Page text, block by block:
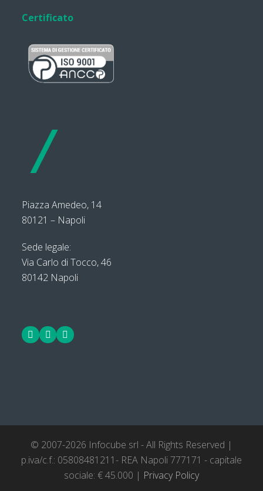
Certificato
Piazza Amedeo, 14
80121 – Napoli
Sede legale:
Via Carlo di Tocco, 46
80142 Napoli
Facebook
LinkedInTwitter
© 2007-2026 Infocube srl - All Rights Reserved |
p.iva/c.f.: 05808481211- REA Napoli 777171 - capitale
sociale: € 45.000 | Privacy Policy